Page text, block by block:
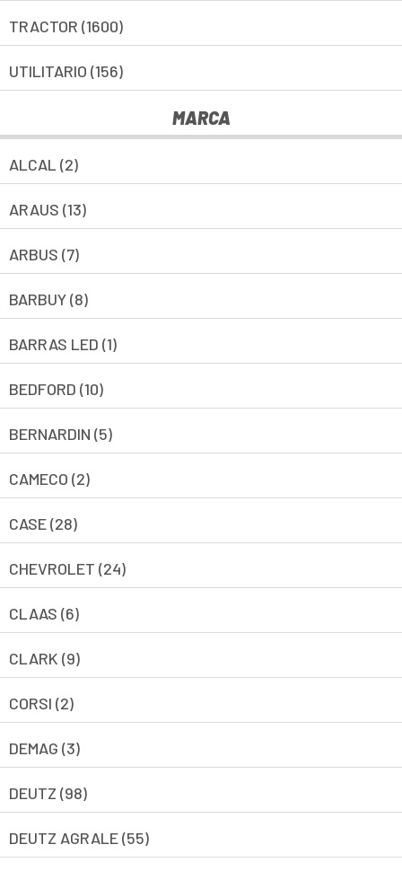
TRACTOR (1600)
UTILITARIO (156)
MARCA
ALCAL (2)
ARAUS (13)
ARBUS (7)
BARBUY (8)
BARRAS LED (1)
BEDFORD (10)
BERNARDIN (5)
CAMECO (2)
CASE (28)
CHEVROLET (24)
CLAAS (6)
CLARK (9)
CORSI (2)
DEMAG (3)
DEUTZ (98)
DEUTZ AGRALE (55)